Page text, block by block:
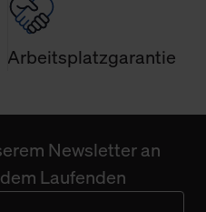
Arbeitsplatzgarantie
Newsletter an
Laufenden